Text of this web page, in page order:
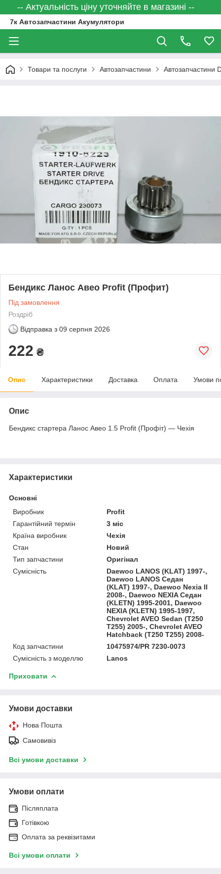
-- Актуальність ціну уточняйте в магазині --
7к Автозапчастини Акумулятори
Товари та послуги Автозапчастини Автозапчастини
Бендикс Ланос Авео Profit (Профит)
Під замовлення
Роздріб
Відправка з 09 серпня 2026
222 ₴
Опис Характеристики Доставка Оплата Умови
Опис
Бендикс стартера Ланос Авео 1.5 Profit (Профіт) — Чехія
Характеристики
Основні
Виробник
Profit
Гарантійний термін
3 міс
Країна виробник
Чехія
Стан
Новий
Тип запчастини
Оригінал
Сумісність
Daewoo LANOS (KLAT) 1997-,
Daewoo LANOS Седан
(KLAT) 1997-, Daewoo Nexia II
2008-, Daewoo NEXIA Седан
(KLETN) 1995-2001, Daewoo
NEXIA (KLETN) 1995-1997,
Chevrolet AVEO Sedan (T250
T255) 2005-, Chevrolet AVEO
Hatchback (T250 T255) 2008-
Код запчастини
10475974/PR 7230-0073
Сумісність з моделлю
Lanos
Приховати
Умови доставки
Нова Пошта
Самовивіз
Всі умови доставки
Умови оплати
Післяплата
Готівкою
Оплата за реквізитами
Всі умови оплати